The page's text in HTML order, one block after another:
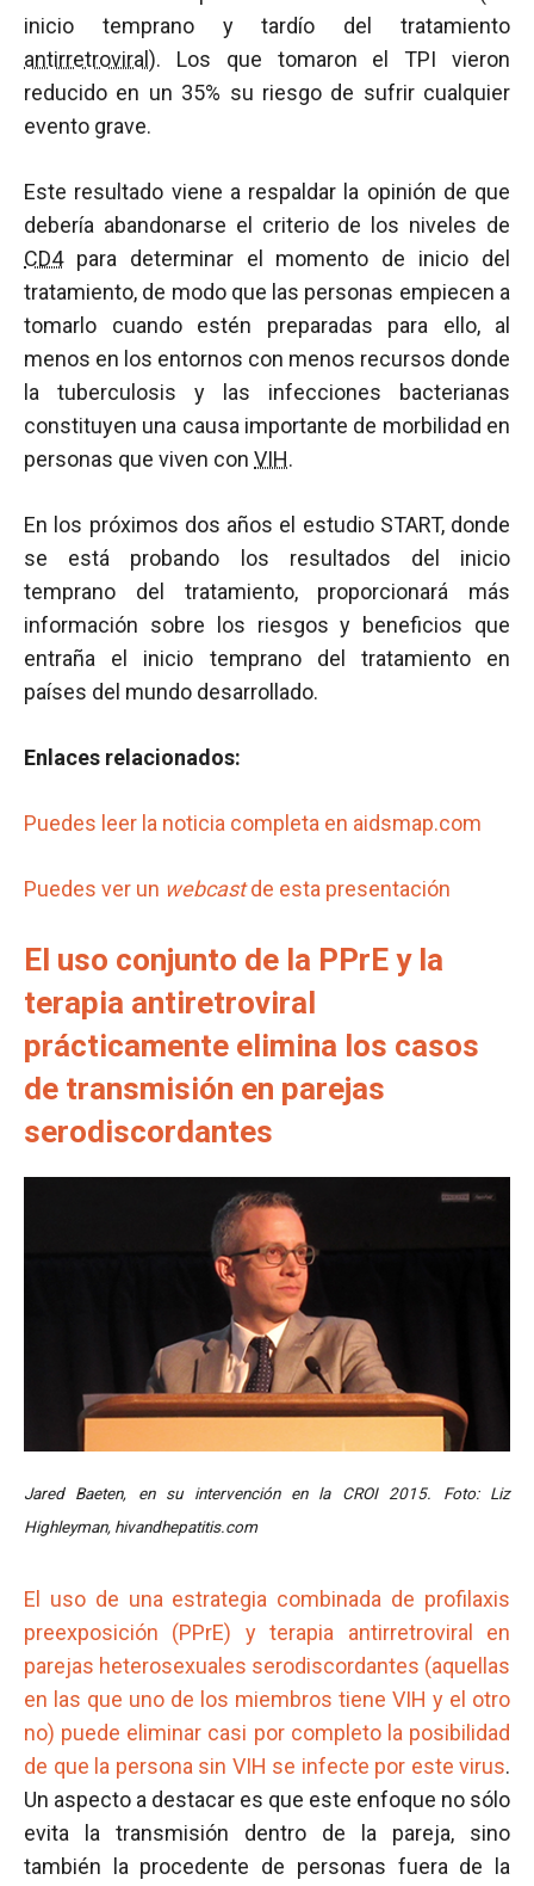
inicio temprano y tardío del tratamiento
antirretroviral). Los que tomaron el TPI vieron
reducido en un 35% su riesgo de sufrir cualquier
evento grave.
Este resultado viene a respaldar la opinión de que
debería abandonarse el criterio de los niveles de
CD4para determinar el momento de inicio del
tratamiento, de modo que las personas empiecen a
tomarlo cuando estén preparadas para ello, al
menos en los entornos con menos recursos donde
la tuberculosis y las infecciones bacterianas
constituyen una causa importante de morbilidad en
personas que viven con VIH.
En los próximos dos años el estudio START, donde
se está probando los resultados del inicio
temprano del tratamiento, proporcionará más
información sobre los riesgos y beneficios que
entraña el inicio temprano del tratamiento en
países del mundo desarrollado.
Enlaces relacionados:
Puedes leer la noticia completa en aidsmap.com
Puedes ver un webcastde esta presentación
El uso conjunto de la PPrE y la
terapia antiretroviral
prácticamente elimina los casos
de transmisión en parejas
serodiscordantes
Jared Baeten, en su intervención en la CROI 2015. Foto: Liz
Highleyman, hivandhepatitis.com
El uso de una estrategia combinada de profilaxis
preexposición (PPrE) y terapia antirretroviral en
parejas heterosexuales serodiscordantes (aquellas
en las que uno de los miembros tiene VIH y el otro
no) puede eliminar casi por completo la posibilidad
de que la persona sin VIH se infecte por este virus.
Un aspecto a destacar es que este enfoque no sólo
evita la transmisión dentro de la pareja, sino
también la procedente de personas fuera de la